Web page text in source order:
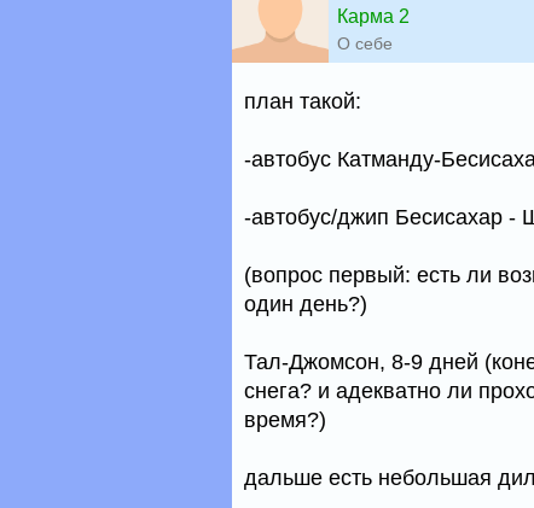
Карма 2
О себе
план такой:
-автобус Катманду-
-автобус/джип Бесисахар -
(вопрос первый: есть ли
один день?)
Тал-Джомсон, 8-9 дней
снега? и адекватно ли
время?)
дальше есть небольшая